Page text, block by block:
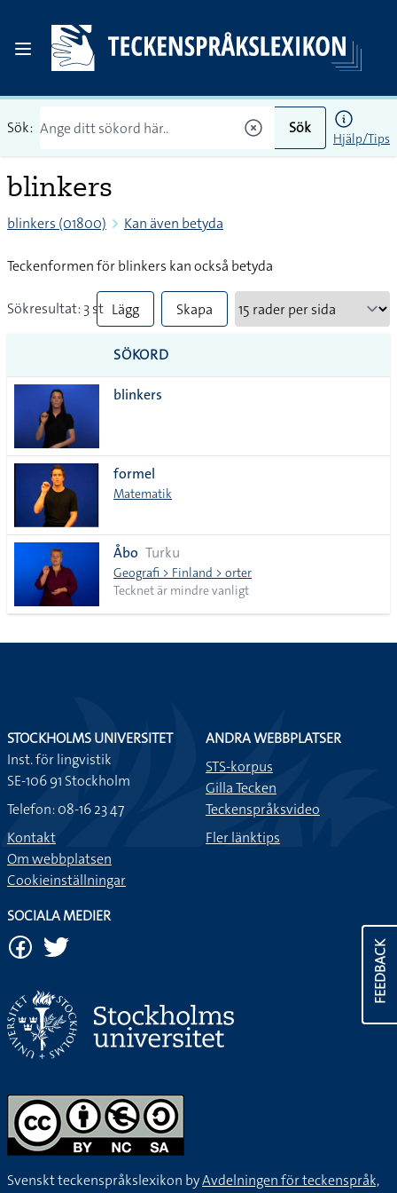
Sök: Sök
Hjälp/Tips
blinkers
blinkers (01800) Kan även betyda
Teckenformen för blinkers kan också betyda
Sökresultat: 3 st Lägg
till
alla i
Skapa
SÖKORD
blinkers
formel
Matematik
Åbo Turku
Geografi > Finland > orter
Tecknet är mindre vanligt
FEEDBACK
STOCKHOLMS UNIVERSITET
Inst. för lingvistik
SE-106 91 Stockholm
Telefon: 08-16 23 47
Kontakt
Om webbplatsen
Cookieinställningar
ANDRA WEBBPLATSER
STS-korpus
Gilla Tecken
Teckenspråksvideo
Fler länktips
SOCIALA MEDIER
Svenskt teckenspråkslexikon byAvdelningen för teckenspråk,